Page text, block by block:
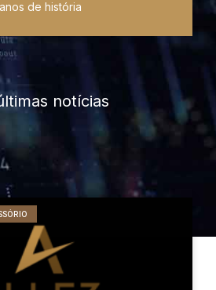
anos de história
notícias